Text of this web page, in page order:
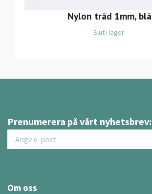
Nylon tråd 1mm, blå
Slut i lager
Prenumerera på vårt nyhetsbrev:
Om oss